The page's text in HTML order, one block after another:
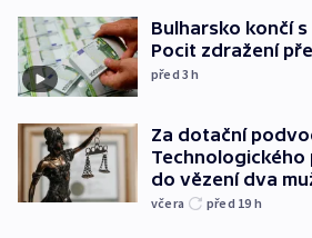
Bulharsko končí
Pocit zdražení
před 3h
Za dotační
Technologického
do vězení dva
včera před 19 h